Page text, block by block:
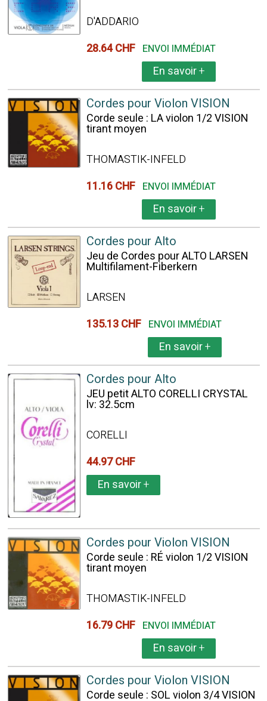
D'ADDARIO
28.64 CHF ENVOI IMMÉDIAT
En savoir+
Cordes pour Violon VISION
Corde seule : LA violon 1/2 VISION
tirant moyen
THOMASTIK-INFELD
11.16 CHF ENVOI IMMÉDIAT
En savoir+
Cordes pour Alto
Jeu de Cordes pour ALTO LARSEN
Multifilament-Fiberkern
LARSEN
135.13 CHF ENVOI IMMÉDIAT
En savoir+
Cordes pour Alto
JEU petit ALTO CORELLI CRYSTAL
lv: 32.5cm
CORELLI
44.97 CHF
En savoir+
Cordes pour Violon VISION
Corde seule : RÉ violon 1/2 VISION
tirant moyen
THOMASTIK-INFELD
16.79 CHF ENVOI IMMÉDIAT
En savoir+
Cordes pour Violon VISION
Corde seule : SOL violon 3/4 VISION